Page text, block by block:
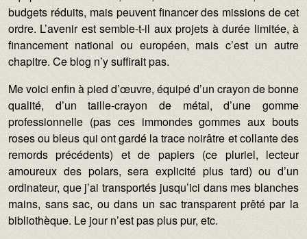
budgets réduits, mais peuvent financer des missions de cet
ordre. L’avenir est semble-t-il aux projets à durée limitée, à
financement national ou européen, mais c’est un autre
chapitre. Ce blog n’y suffirait pas.
Me voici enfin à pied d’œuvre, équipé d’un crayon de bonne
qualité, d’un taille-crayon de métal, d’une gomme
professionnelle (pas ces immondes gommes aux bouts
roses ou bleus qui ont gardé la trace noirâtre et collante des
remords précédents) et de papiers (ce pluriel, lecteur
amoureux des polars, sera explicité plus tard) ou d’un
ordinateur, que j’ai transportés jusqu’ici dans mes blanches
mains, sans sac, ou dans un sac transparent prêté par la
bibliothèque. Le jour n’est pas plus pur, etc.